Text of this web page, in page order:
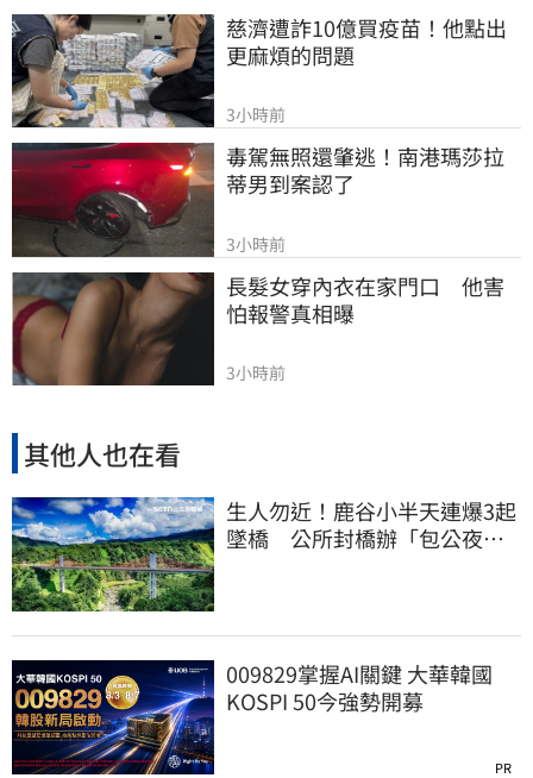
慈濟遭詐10億買疫苗！他點出
更麻煩的問題
3小時前
毒駕無照還肇逃！南港瑪莎拉
蒂男到案認了
3小時前
長髮女穿內衣在家門口　他害
怕報警真相曝
3小時前
其他人也在看
生人勿近！鹿谷小半天連爆3起
墜橋 公所封橋辦「包公夜
009829掌握AI關鍵 大華韓國
KOSPI 50今強勢開募
PR